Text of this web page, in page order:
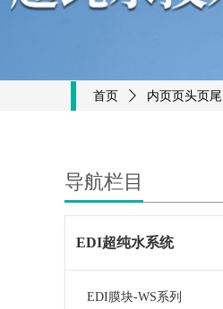
导航栏目
EDI超纯水系统
EDI膜块-WS系列
首页 ꄲ 内页页头页尾